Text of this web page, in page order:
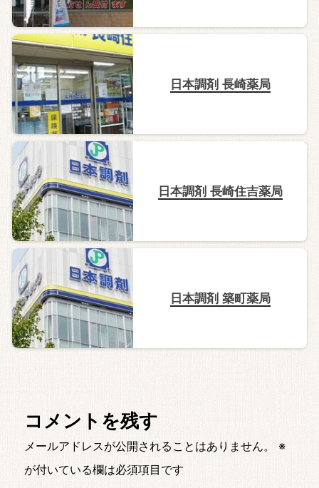
日本調剤 長崎薬局
日本調剤 長崎住吉薬局
日本調剤 築町薬局
コメントを残す
メールアドレスが公開されることはありません。
※
が付いている欄は必須項目です